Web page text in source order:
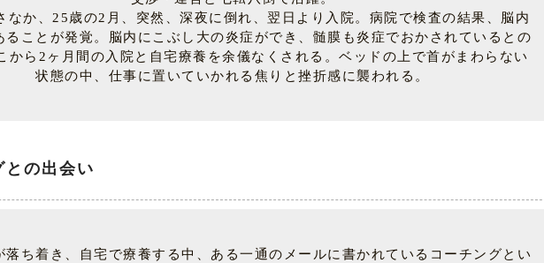
か、25歳の2月、突然、深夜に倒れ、翌日より入院。病院で検査の結果、脳内
ることが発覚。脳内にこぶし大の炎症ができ、髄膜も炎症でおかされているとの
から2ヶ月間の入院と自宅療養を余儀なくされる。ベッドの上で首がまわらない
状態の中、仕事に置いていかれる焦りと挫折感に襲われる。
との出会い
落ち着き、自宅で療養する中、ある一通のメールに書かれているコーチングとい